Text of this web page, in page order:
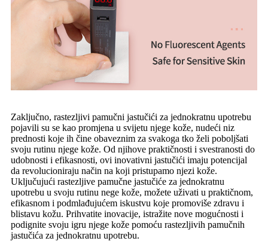
Zaključno, rastezljivi pamučni jastučići za jednokratnu upotrebu
pojavili su se kao promjena u svijetu njege kože, nudeći niz
prednosti koje ih čine obaveznim za svakoga tko želi poboljšati
svoju rutinu njege kože. Od njihove praktičnosti i svestranosti do
udobnosti i efikasnosti, ovi inovativni jastučići imaju potencijal
da revolucioniraju način na koji pristupamo njezi kože.
Uključujući rastezljive pamučne jastučiće za jednokratnu
upotrebu u svoju rutinu nege kože, možete uživati ​​u praktičnom,
efikasnom i podmlađujućem iskustvu koje promoviše zdravu i
blistavu kožu. Prihvatite inovacije, istražite nove mogućnosti i
podignite svoju igru ​​njege kože pomoću rastezljivih pamučnih
jastučića za jednokratnu upotrebu.